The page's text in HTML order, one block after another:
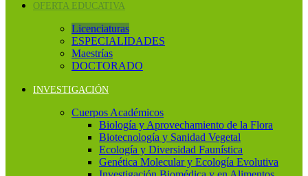
OFERTA EDUCATIVA
Licenciaturas
ESPECIALIDADES
Maestrías
DOCTORADO
INVESTIGACIÓN
Cuerpos Académicos
Biología y Aprovechamiento de la Flora
Biotecnología y Sanidad Vegetal
Ecología y Diversidad Faunística
Genética Molecular y Ecología Evolutiva